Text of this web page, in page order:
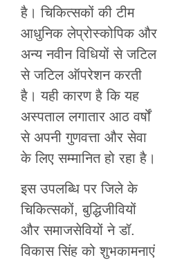
है। चिकित्सकों की टीम
आधुनिक लेप्रोस्कोपिक और
अन्य नवीन विधियों से जटिल
से जटिल ऑपरेशन करती
है। यही कारण है कि यह
अस्पताल लगातार आठ वर्षों
से अपनी गुणवत्ता और सेवा
के लिए सम्मानित हो रहा है।
इस उपलब्धि पर जिले के
चिकित्सकों, बुद्धिजीवियों
और समाजसेवियों ने डॉ.
विकास सिंह को शुभकामनाएं